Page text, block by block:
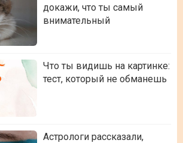
докажи, что ты самый
внимательный
Что ты видишь на картинке:
тест, который не обманешь
Астрологи рассказали,